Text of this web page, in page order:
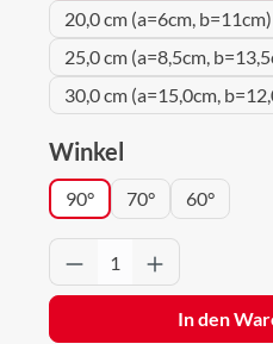
20,0 cm (a=6cm, b=11cm)
25,0 cm (a=8,5cm,
30,0 cm (a=15,0cm,
Winkel
90° 70° 60°
Produkt Anzahl:
In den